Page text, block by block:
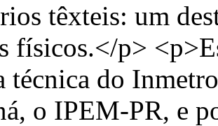
têxteis: um
físicos.</p>
técnica do
o IPEM-PR, e